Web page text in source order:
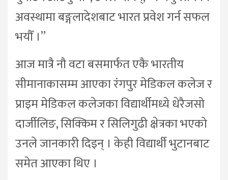
अवस्थामा बङ्गलादेशबाट भारत प्रवेश गर्न सफल
भयौँ ।”
आज मात्रै नौ वटा बसमार्फत एकै भारतीय
सीमानाकासम्म आएका रंगपुर मेडिकल कलेज र
प्राइम मेडिकल कलेजका विद्यार्थीमध्ये धेरैजसो
दार्जीलिङ, सिक्किम र सिलिगुढी क्षेत्रका भएको
उनले जानकारी दिइन् । केही विद्यार्थी भुटानबाट
समेत आएका थिए ।